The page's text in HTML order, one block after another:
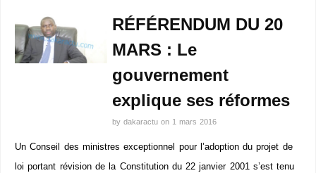
RÉFÉRENDUM DU 20
MARS : Le
gouvernement
explique ses réformes
by dakaractu on 1 mars 2016
Un Conseil des ministres exceptionnel pour l’adoption du projet de
loi portant révision de la Constitution du 22 janvier 2001 s’est tenu